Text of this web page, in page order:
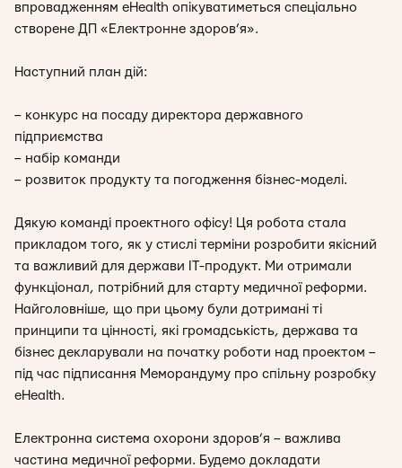
впровадженням eHealth опікуватиметься спеціально
створене ДП «Електронне здоров’я».
Наступний план дій:
– конкурс на посаду директора державного
підприємства
– набір команди
– розвиток продукту та погодження бізнес-моделі.
Дякую команді проектного офісу! Ця робота стала
прикладом того, як у стислі терміни розробити якісний
та важливий для держави IT-продукт. Ми отримали
функціонал, потрібний для старту медичної реформи.
Найголовніше, що при цьому були дотримані ті
принципи та цінності, які громадськість, держава та
бізнес декларували на початку роботи над проектом –
під час підписання Меморандуму про спільну розробку
eHealth.
Електронна система охорони здоров’я – важлива
частина медичної реформи. Будемо докладати